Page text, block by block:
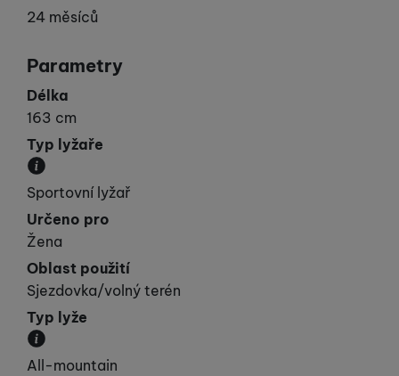
24 měsíců
Parametry
Délka
163 cm
Typ lyžaře
Udává vaší „výkonnost“.
Sportovní lyžař
Určeno pro
Žena
Oblast použití
Sjezdovka/volný terén
Typ lyže
Kategorie, do které lyže spadá svými vlastnostmi.
All-mountain